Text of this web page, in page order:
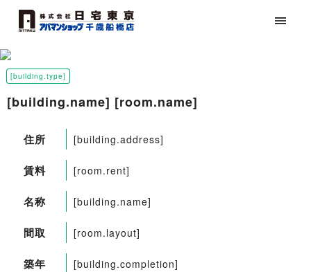
[building.type]
[building.name] [room.name]
住所 [building.address]
賃料 [room.rent]
名称 [building.name]
間取 [room.layout]
築年 [building.completion]